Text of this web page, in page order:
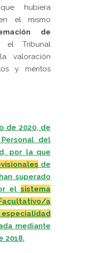
hubiera
el mismo
de
el Tribunal
valoración
y méritos
de 2020, de
del
por la que
de
superado
el sistema
a
mediante
2018.